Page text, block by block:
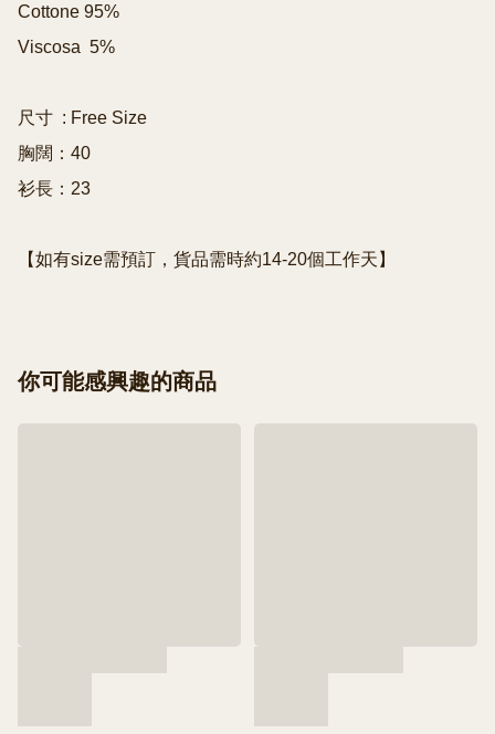
Cottone 95%
Viscosa  5%
尺寸  : Free Size
胸闊：40
衫長：23
你可能感興趣的商品